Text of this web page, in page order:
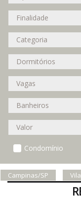
Condomínio
Campinas/SP